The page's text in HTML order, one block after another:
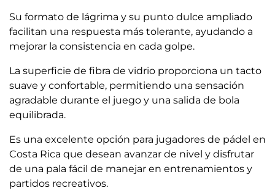
Su formato de lágrima y su punto dulce ampliado
facilitan una respuesta más tolerante, ayudando a
mejorar la consistencia en cada golpe.
La superficie de fibra de vidrio proporciona un tacto
suave y confortable, permitiendo una sensación
agradable durante el juego y una salida de bola
equilibrada.
Es una excelente opción para jugadores de pádel en
Costa Rica que desean avanzar de nivel y disfrutar
de una pala fácil de manejar en entrenamientos y
partidos recreativos.